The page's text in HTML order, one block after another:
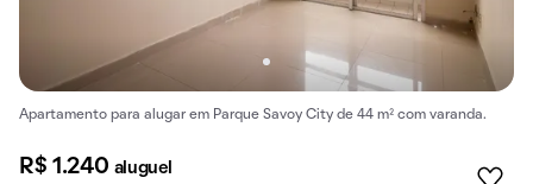
Apartamento para alugar em Parque Savoy City de 44 m² com varanda.
R$ 1.240 aluguel